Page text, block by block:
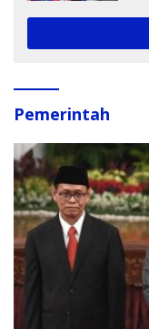
Pemerintah